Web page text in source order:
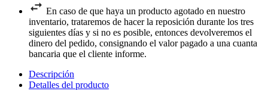
En caso de que haya un producto agotado en nuestro
inventario, trataremos de hacer la reposición durante los tres
siguientes días y si no es posible, entonces devolveremos el
dinero del pedido, consignando el valor pagado a una cuanta
bancaria que el cliente informe.
Descripción
Detalles del producto